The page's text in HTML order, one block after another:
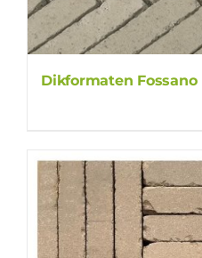
Dikformaten Fossano